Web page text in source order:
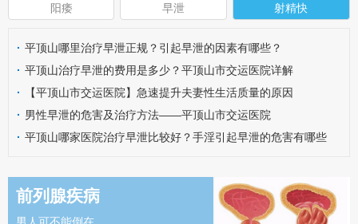
阳痿 早泄 射精快
· 平顶山哪里治疗早泄正规？引起早泄的因素有哪些？
· 平顶山治疗早泄的费用是多少？平顶山市交运医院详解
·
【平顶山市交运医院】急速提升夫妻性生活质量的原因
· 男性早泄的危害及治疗方法——平顶山市交运医院
· 平顶山哪家医院治疗早泄比较好？手淫引起早泄的危害有哪些
前列腺疾病